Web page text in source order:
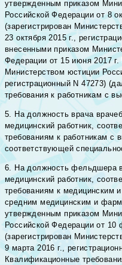
утвержденным приказом
Российской Федерации от 8
(зарегистрирован
23 октября 2015 г.,
внесенными приказом
Федерации от 15 июня 2017 г.
Министерством юстиции
регистрационный N 47273)
требования к работникам с
5. На должность врача
медицинский работник,
требованиям к работникам с
соответствующей
6. На должность фельдшера
медицинский работник,
требованиям к медицинским
средним медицинским и
утвержденным приказом
Российской Федерации от 10
(зарегистрирован
9 марта 2016 г.,
Квалификационные